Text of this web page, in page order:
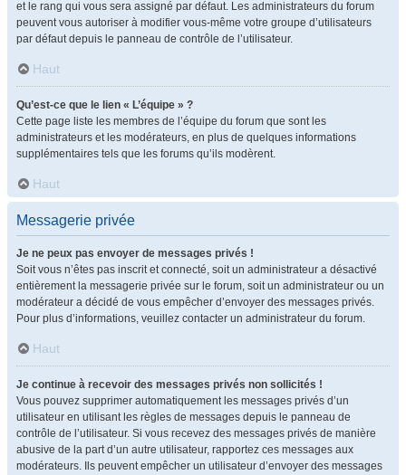
et le rang qui vous sera assigné par défaut. Les administrateurs du forum
peuvent vous autoriser à modifier vous-même votre groupe d’utilisateurs
par défaut depuis le panneau de contrôle de l’utilisateur.
Haut
Qu’est-ce que le lien « L’équipe » ?
Cette page liste les membres de l’équipe du forum que sont les
administrateurs et les modérateurs, en plus de quelques informations
supplémentaires tels que les forums qu’ils modèrent.
Haut
Messagerie privée
Je ne peux pas envoyer de messages privés !
Soit vous n’êtes pas inscrit et connecté, soit un administrateur a désactivé
entièrement la messagerie privée sur le forum, soit un administrateur ou un
modérateur a décidé de vous empêcher d’envoyer des messages privés.
Pour plus d’informations, veuillez contacter un administrateur du forum.
Haut
Je continue à recevoir des messages privés non sollicités !
Vous pouvez supprimer automatiquement les messages privés d’un
utilisateur en utilisant les règles de messages depuis le panneau de
contrôle de l’utilisateur. Si vous recevez des messages privés de manière
abusive de la part d’un autre utilisateur, rapportez ces messages aux
modérateurs. Ils peuvent empêcher un utilisateur d’envoyer des messages